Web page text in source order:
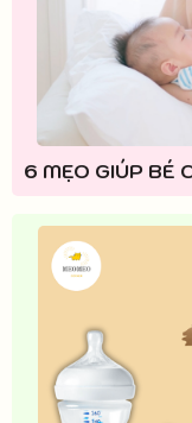
6 MẸO GIÚP BÉ